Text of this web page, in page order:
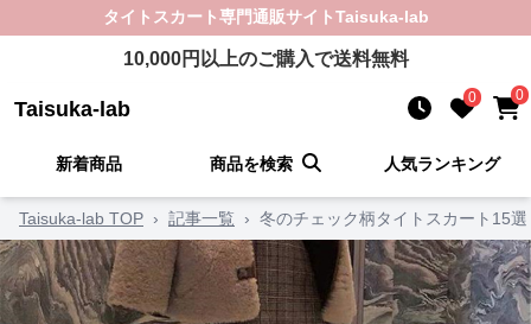
タイトスカート専門通販サイトTaisuka-lab
10,000円以上のご購入で送料無料
Taisuka-lab 0 0
新着商品 商品を検索 人気ランキング
Taisuka-lab TOP › 記事一覧 › 冬のチェック柄タイトスカート15選